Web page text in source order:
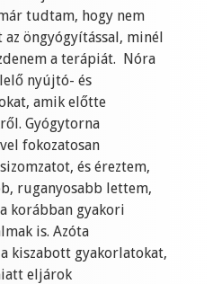
tudtam, hogy nem
öngyógyítással, minél
a terápiát. Nóra
nyújtó- és
amik előtte
Gyógytorna
fokozatosan
és éreztem,
ruganyosabb lettem,
korábban gyakori
is. Azóta
kiszabott gyakorlatokat,
eljárok